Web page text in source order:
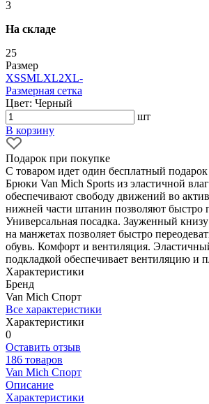
3
На складе
25
Размер
XSSMLXL2XL-
Размерная сетка
Цвет: Черный
шт
В корзину
Подарок при покупке
С товаром идет один бесплатный
Брюки Van Mich Sports из эластичной
обеспечивают свободу движений во
нижней части штанин позволяют быстро
Универсальная посадка. Зауженный
на манжетах позволяет быстро
обувь. Комфорт и вентиляция.
подкладкой обеспечивает вентиляцию и
Характеристики
Бренд
Van Mich Спорт
Все характеристики
Характеристики
0
Оставить отзыв
186 товаров
Van Mich Спорт
Описание
Характеристики